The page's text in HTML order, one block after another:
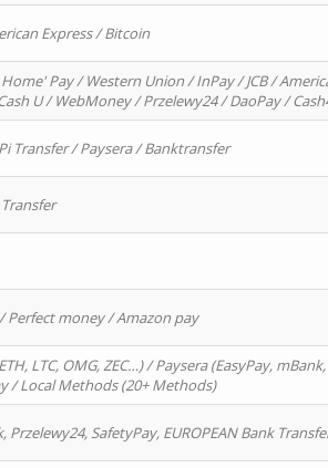
Express / Bitcoin
Pay / Western Union / InPay / JCB /
U / WebMoney / Przelewy24 / DaoPay /
Transfer / Paysera / Banktransfer
Perfect money / Amazon pay
LTC, OMG, ZEC…) / Paysera (EasyPay,
/ Local Methods (20+ Methods)
SafetyPay, EUROPEAN Bank